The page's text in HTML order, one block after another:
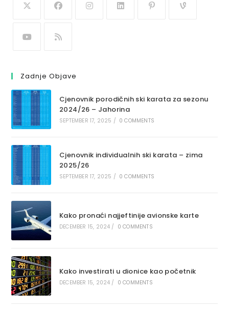
Zadnje Objave
Cjenovnik porodičnih ski karata za sezonu
2024/26 – Jahorina
SEPTEMBER 17, 2025 / 0 COMMENTS
Cjenovnik individualnih ski karata – zima
2025/26
SEPTEMBER 17, 2025 / 0 COMMENTS
Kako pronaći najjeftinije avionske karte
DECEMBER 15, 2024 / 0 COMMENTS
Kako investirati u dionice kao početnik
DECEMBER 15, 2024 / 0 COMMENTS